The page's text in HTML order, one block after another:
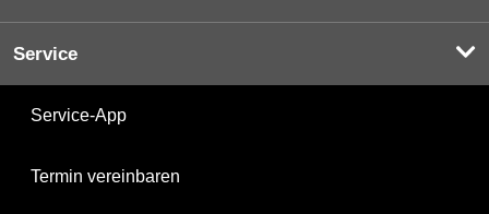
Service
Service-App
Termin vereinbaren